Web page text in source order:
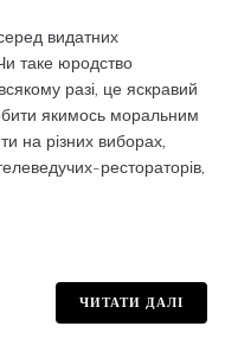
видатних
таке юродство
разі, це яскравий
якимось моральним
на різних виборах,
рестораторів,
ЧИТАТИ ДАЛІ